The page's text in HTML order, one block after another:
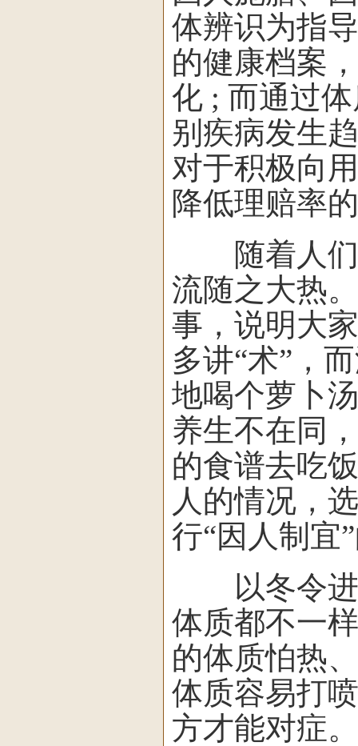
体辨识为指
的健康档案
化 ; 而通过
别疾病发生
对于积极向
降低理赔率
随着人们
流随之大热
事，说明大
多讲“术”，
地喝个萝卜
养生不在同
的食谱去吃
人的情况，
行“因人制宜
以冬令进
体质都不一
的体质怕热
体质容易打
方才能对症。